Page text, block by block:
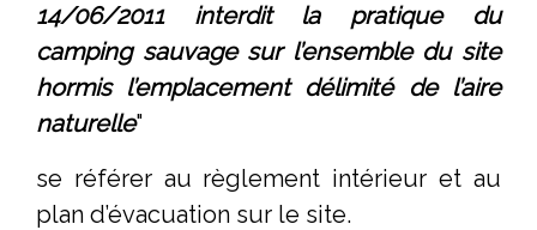
14/06/2011 interdit la pratique du
camping sauvage sur l’ensemble du site
hormis l’emplacement délimité de l’aire
naturelle"
se référer au règlement intérieur et au
plan d’évacuation sur le site.